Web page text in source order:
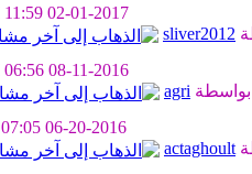
02-01-2017
11:59 AM
sliver2012
08-11-2016
06:56 AM
بواسطة agri
06-20-2016
07:05 PM
actaghoult